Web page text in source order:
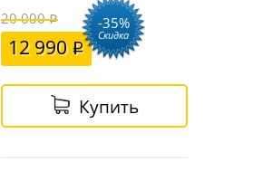
20 000
12 990
-35%
Скидка
Купить